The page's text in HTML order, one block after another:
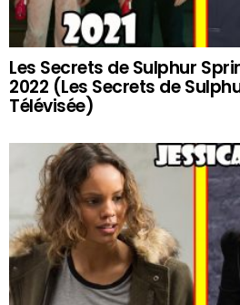
Les Secrets de Sulphur
2022 (Les Secrets de
Télévisée)